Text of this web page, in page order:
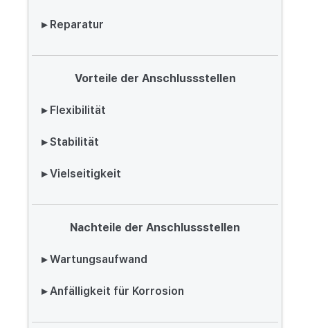
▸ Reparatur
Vorteile der Anschlussstellen
▸ Flexibilität
▸ Stabilität
▸ Vielseitigkeit
Nachteile der Anschlussstellen
▸ Wartungsaufwand
▸ Anfälligkeit für Korrosion